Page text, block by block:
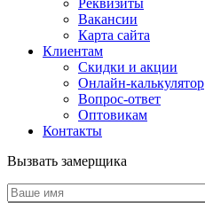
Реквизиты
Вакансии
Карта сайта
Клиентам
Скидки и акции
Онлайн-калькулятор
Вопрос-ответ
Оптовикам
Контакты
Вызвать замерщика